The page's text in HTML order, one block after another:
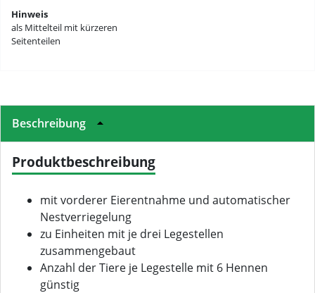
Hinweis
als Mittelteil mit kürzeren
Seitenteilen
Beschreibung
Produktbeschreibung
mit vorderer Eierentnahme und automatischer
Nestverriegelung
zu Einheiten mit je drei Legestellen
zusammengebaut
Anzahl der Tiere je Legestelle mit 6 Hennen
günstig